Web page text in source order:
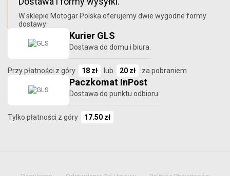
W sklepie Motogar Polska oferujemy dwie wygodne formy
dostawy:
Kurier GLS
Dostawa do domu i biura.
Przy płatności z góry 18 zł lub 20 zł za pobraniem
Paczkomat InPost
Dostawa do punktu odbioru.
Tylko płatności z góry 17.50 zł